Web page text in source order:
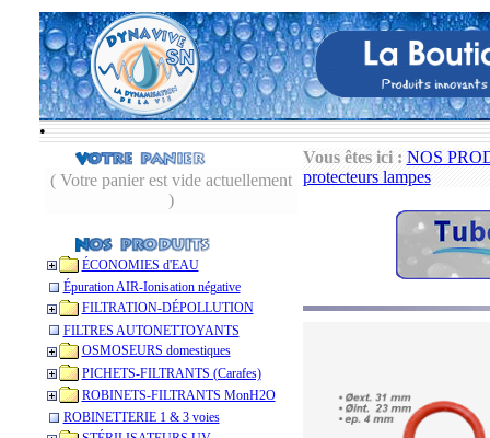
•
( Votre panier est vide actuellement
)
ÉCONOMIES d'EAU
Épuration AIR-Ionisation négative
FILTRATION-DÉPOLLUTION
FILTRES AUTONETTOYANTS
OSMOSEURS domestiques
PICHETS-FILTRANTS (Carafes)
ROBINETS-FILTRANTS MonH2O
ROBINETTERIE 1 & 3 voies
Vous êtes ici : NOS
protecteurs lampes